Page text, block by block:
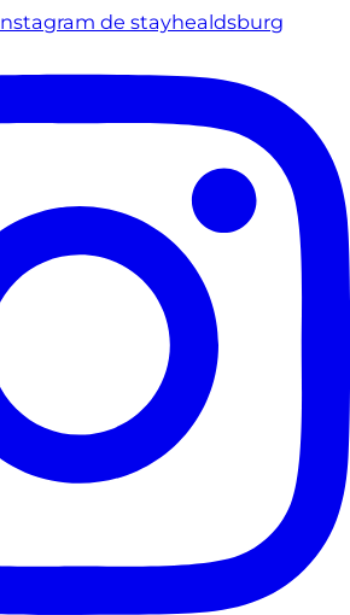
de stayhealdsburg